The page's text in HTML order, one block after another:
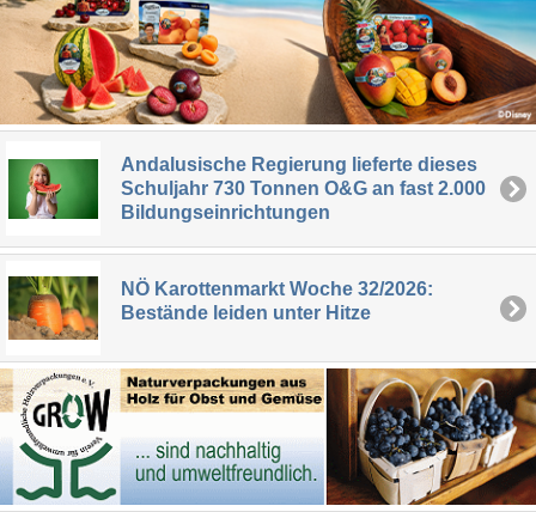
Andalusische Regierung lieferte dieses
Schuljahr 730 Tonnen O&G an fast 2.000
Bildungseinrichtungen
NÖ Karottenmarkt Woche 32/2026:
Bestände leiden unter Hitze